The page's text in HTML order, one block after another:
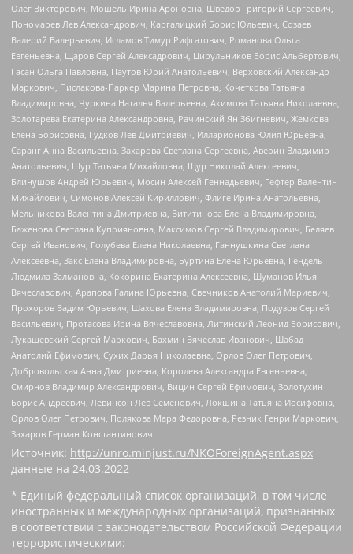
Олег Викторович, Мошель Ирина Ароновна, Шведов Григорий Сергеевич,
Пономарев Лев Александрович, Каргалицкий Борис Юльевич, Созаев
Валерий Валерьевич, Исламов Тимур Рифгатович, Романова Ольга
Евгеньевна, Щаров Сергей Алексадрович, Цирульников Борис Альбертович,
Гасан Ольга Павловна, Паутов Юрий Анатольевич, Верховский Александр
Маркович, Пислакова-Паркер Марина Петровна, Кочеткова Татьяна
Владимировна, Чуркина Наталья Валерьевна, Акимова Татьяна Николаевна,
Золотарева Екатерина Александровна, Рачинский Ян Збигневич, Жемкова
Елена Борисовна, Гудков Лев Дмитриевич, Илларионова Юлия Юрьевна,
Саранг Анна Васильевна, Захарова Светлана Сергеевна, Аверин Владимир
Анатольевич, Щур Татьяна Михайловна, Щур Николай Алексеевич,
Блинушов Андрей Юрьевич, Мосин Алексей Геннадьевич, Гефтер Валентин
Михайлович, Симонов Алексей Кириллович, Флиге Ирина Анатольевна,
Мельникова Валентина Дмитриевна, Вититинова Елена Владимировна,
Баженова Светлана Куприяновна, Максимов Сергей Владимирович, Беляев
Сергей Иванович, Голубева Елена Николаевна, Ганнушкина Светлана
Алексеевна, Закс Елена Владимировна, Буртина Елена Юрьевна, Гендель
Людмила Залмановна, Кокорина Екатерина Алексеевна, Шуманов Илья
Вячеславович, Арапова Галина Юрьевна, Свечников Анатолий Мариевич,
Прохоров Вадим Юрьевич, Шахова Елена Владимировна, Подузов Сергей
Васильевич, Протасова Ирина Вячеславовна, Литинский Леонид Борисович,
Лукашевский Сергей Маркович, Бахмин Вячеслав Иванович, Шабад
Анатолий Ефимович, Сухих Дарья Николаевна, Орлов Олег Петрович,
Добровольская Анна Дмитриевна, Королева Александра Евгеньевна,
Смирнов Владимир Александрович, Вицин Сергей Ефимович, Золотухин
Борис Андреевич, Левинсон Лев Семенович, Локшина Татьяна Иосифовна,
Орлов Олег Петрович, Полякова Мара Федоровна, Резник Генри Маркович,
Захаров Герман Константинович
Источник: http://unro.minjust.ru/NKOForeignAgent.aspx
данные на 24.03.2022
* Единый федеральный список организаций, в том числе
иностранных и международных организаций, признанных
в соответствии с законодательством Российской Федерации
террористическими: